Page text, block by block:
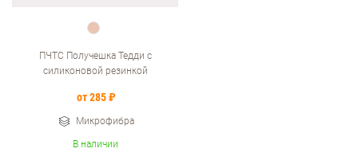
ПЧТС Получешка Тедди с
силиконовой резинкой
от 285 ₽
Микрофибра
В наличии